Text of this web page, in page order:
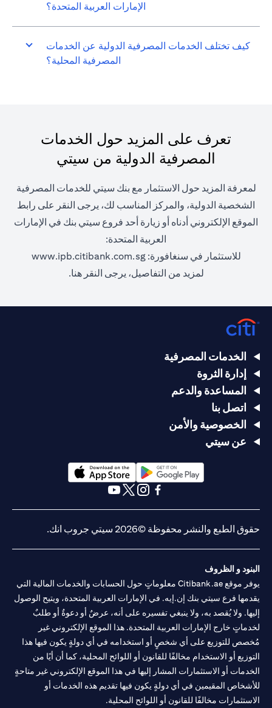
الإمارات العربية المتحدة؟
كيف تختلف الخدمات المصرفية الدولية عن الخدمات
المصرفية المحلية؟
تعرف على المزيد حول الخدمات
المصرفية الدولية من سيتي
لمعرفة المزيد حول الاستثمار مع بنك سيتي للخدمات المصرفية
الشخصية الدولية، والمركز المناسب لك، يرجى النقر على رابط
الموقع الإلكتروني أدناه أو زيارة أحد فروع سيتي بنك في الإمارات
العربية المتحدة:
للاستثمار في سنغافورة: www.ipb.citibank.com.sg
(opens in a new tab)
لمزيد من التفاصيل، يرجى النقر هنا.
الخدمات المصرفية
إدارة الثروة
المساعدة والدعم
اتصل بنا
الخصوصية والأمن
عن سيتي
(opens in a new tab)
حقوق الطبع والنشر محفوظة ©2026 سيتي جروب انك.
البنود و الظروف
يوفر موقع Citibank.ae معلوماتٍ حول الحسابات والخدمات المالية التي
يقدمها فرع سيتي بنك إن.إيه. في الإمارات العربية المتحدة، ويتيح الوصول
إليها. ولا يُقصد به، ولا ينبغي تفسيره على أنه، عرضٌ أو دعوةٌ أو طلبٌ
لخدماتٍ خارج الإمارات العربية المتحدة. هذا الموقع الإلكتروني غير
مُخصص للتوزيع على أي شخصٍ أو استخدامه في أي دولةٍ يكون فيها هذا
التوزيع أو الاستخدام مخالفًا للقانون أو اللوائح المحلية، كما أن أيًا من
الخدمات أو الاستثمارات المشار إليها في هذا الموقع الإلكتروني غير متاحةٍ
للأشخاص المقيمين في أي دولةٍ يكون فيها تقديم هذه الخدمات أو
الاستثمارات مخالفًا للقانون أو اللوائح المحلية.